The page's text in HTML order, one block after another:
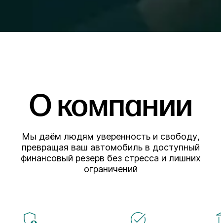
О компании
Мы даём людям уверенность и свободу,
превращая ваш автомобиль в доступный
финансовый резерв без стресса и лишних
ограничений